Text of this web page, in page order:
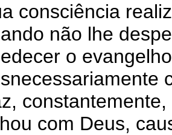
consciência
não lhe
o
com Deus,